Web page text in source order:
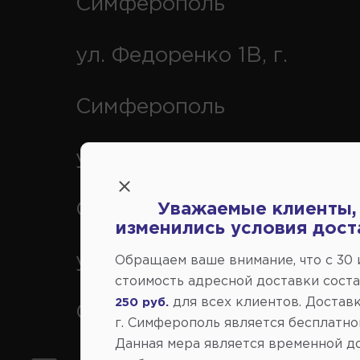
Симферополь
ул. Федоренко 1В, г.
Симферополь
ул. Генерала Васильева
Симферополь
ул. Кубанская 9, г.
Симферополь
Уважаемые клиенты,
изменились условия
Обращаем ваше внимание, что c 30
стоимость адресной доставки
250 руб. для всех клиентов.
г. Симферополь является
Данная мера является временной